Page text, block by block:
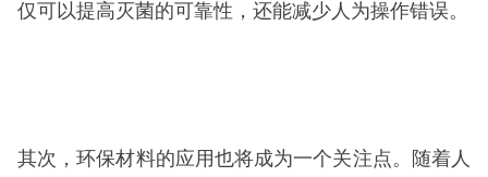
仅可以提高灭菌的可靠性，还能减少人为操作错误。
其次，环保材料的应用也将成为一个关注点。随着人